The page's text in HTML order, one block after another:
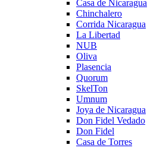
Casa de Nicaragua
Chinchalero
Corrida Nicaragua
La Libertad
NUB
Oliva
Plasencia
Quorum
SkelTon
Umnum
Joya de Nicaragua
Don Fidel Vedado
Don Fidel
Casa de Torres